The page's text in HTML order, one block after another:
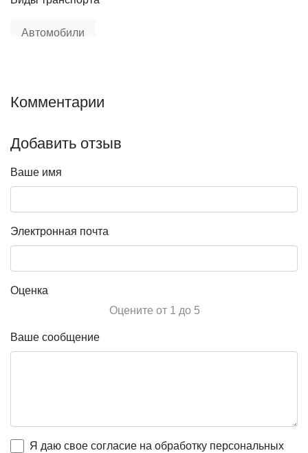
Автомобили
Марка
BMW
Комментарии
Добавить отзыв
Ваше имя
Электронная почта
Оценка
Оцените от 1 до 5
Ваше сообщение
Я даю свое согласие на обработку персональных